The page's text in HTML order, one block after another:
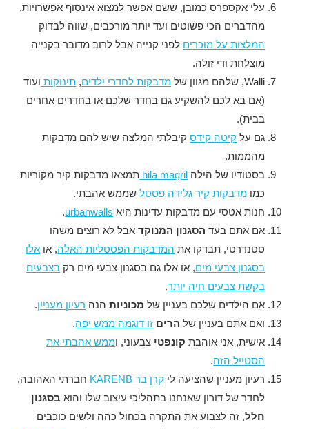
עלי אקספרס כמובן, ששם אפשר למצוא אינסוף אפשרויות,
מהדברים הכי פשוטים ועד יותר מורכבים, שווה לבדוק
המלצות על מוכרים לפני קנייה אבל לרוב מדובר בקנייה
מוצלחת ודי זולה.
Walli, שלהם מגוון של
מדבקות לחדרי ילדים, תינוקות ועוד
(אם בא לכם להשקיע גם בחדר שלכם או בחדרים אחרים
בבית).
גם על קיטה קידסקיבלתי המלצה שיש להם מדבקות
מהממות.
בסטודיו של הילה hila magril תמצאו מדבקות קיר מקוריות
כמו מדבקות קיר גלידה פסטלשממש אהבתי.
חנות אטסי עם מדבקות עדינות היא urbanwalls
.
אם אתם בעד הסגנון המנוקדאבל לא רוצים משהו
סטנדרטי, תבדקו את המדבקות הפסטליות האלה, או אלו
בסגנון צבעי מים, או אלו גם בסגנון צבעי מים רק בצבעים
בקשת צבעים חיה יותר.
אם הילדים שלכם בעניין של מכוניות הנה רעיון מעניין.
ואם אתם בעניין של הרים זו דוגמה ממש יפה.
אישית, אני אוהבת קונפטי צבעוני, וממש אהבתי את
הסטייל הזה.
רעיון מעניין שהציעה לי קרן בר KARENB
חברתי האהובה,
לחדר של דורון שאנחנו בתהליכי עיצוב שלו והוא בסגנון
חלל, זה לצבוע את התקרה בכחול כהה ולשים כוכבים